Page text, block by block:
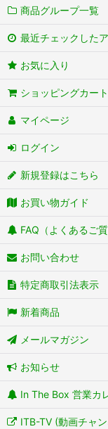
商品グループ一覧
最近チェックした
お気に入り
ショッピングカート
マイページ
ログイン
新規登録はこちら
お買い物ガイド
FAQ（よくあるご質
お問い合わせ
特定商取引法表示
新着商品
メールマガジン
お知らせ
In The Box 営業カ
ITB-TV (動画チャ